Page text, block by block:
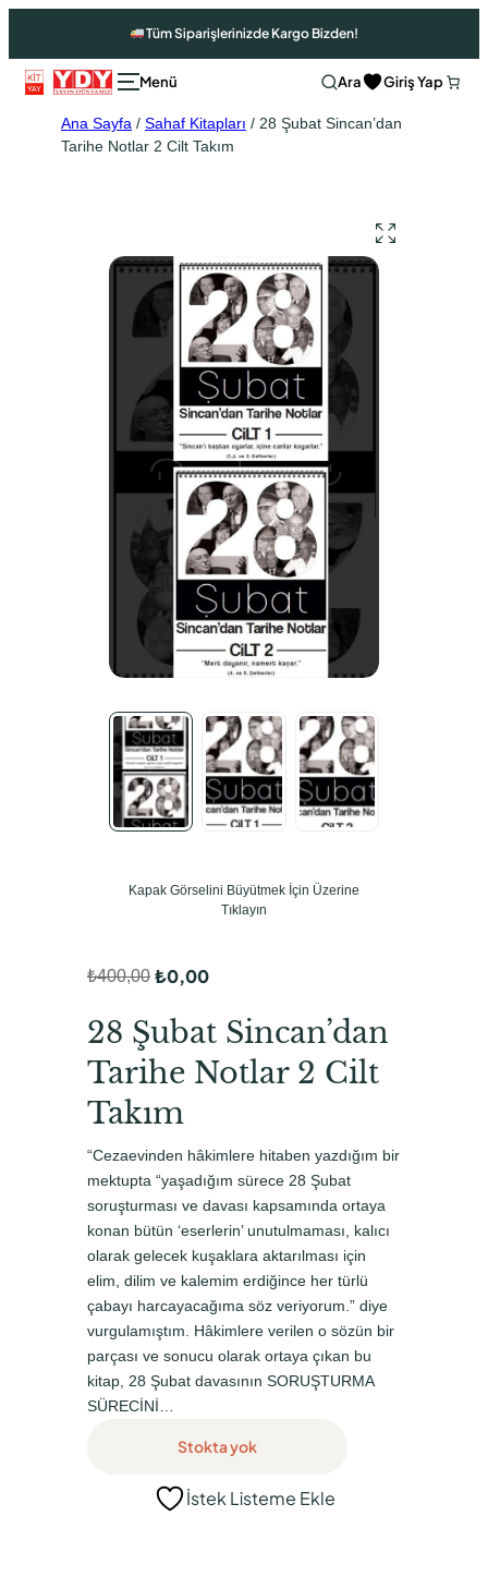
Tüm Siparişlerinizde Kargo Bizden!
Ara Giriş Yap
Ana Sayfa / Sahaf Kitapları / 28 Şubat Sincan’dan
Tarihe Notlar 2 Cilt Takım
Kapak Görselini Büyütmek İçin Üzerine
Tıklayın
₺400,00
r
i
n
a
l
f
i
y
a
t
:
₺0,00
u
a
n
d
a
k
i
f
i
y
a
t
:
28 Şubat Sincan’dan
Tarihe Notlar 2 Cilt
Takım
“Cezaevinden hâkimlere hitaben yazdığım bir
mektupta “yaşadığım sürece 28 Şubat
soruşturması ve davası kapsamında ortaya
konan bütün ‘eserlerin’ unutulmaması, kalıcı
olarak gelecek kuşaklara aktarılması için
elim, dilim ve kalemim erdiğince her türlü
çabayı harcayacağıma söz veriyorum.” diye
vurgulamıştım. Hâkimlere verilen o sözün bir
parçası ve sonucu olarak ortaya çıkan bu
kitap, 28 Şubat davasının SORUŞTURMA
SÜRECİNİ…
Stokta yok
İstek Listeme Ekle